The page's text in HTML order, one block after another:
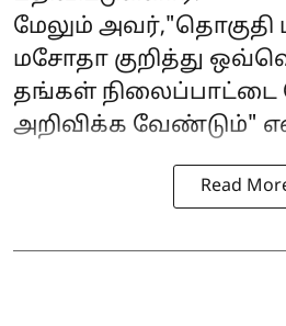
மேலும்
மசோதா குறித்து
தங்கள் நிலைப்பாட்டை
அறிவிக்க வேண்டும்"
Read